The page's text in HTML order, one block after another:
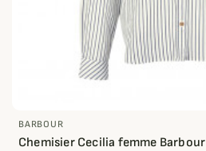
BARBOUR
Chemisier Cecilia femme Barbour